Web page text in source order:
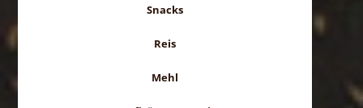
Snacks
Reis
Mehl